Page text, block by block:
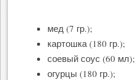
мед (7 гр.);
картошка (180 гр.);
соевый соус (60 мл);
огурцы (180 гр.);